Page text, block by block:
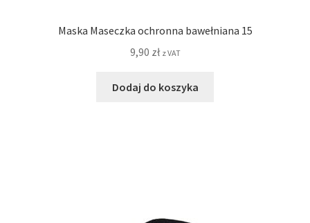
Maska Maseczka ochronna bawełniana 15
9,90 zł z VAT
Dodaj do koszyka